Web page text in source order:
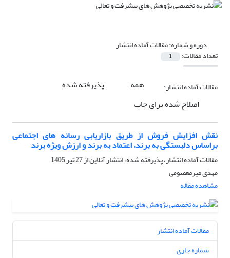
دوره و شماره:مقالات آماده انتشار
تعداد مقالات: 1
مقالات آماده انتشار: همه
پذیرفته شده
اصلاح شده برای چاپ
نقش افزایش فروش از طریق بازاریابی رسانه های اجتماعی
براساس دلبستگی به برند، اعتماد به برند و ارزش ویژه برند
مقالات آماده انتشار، پذیرفته شده، انتشار آنلاین از27 تیر 1405
مهدی میرمعصومی
مشاهده مقاله
مقالات آماده انتشار
شماره جاری